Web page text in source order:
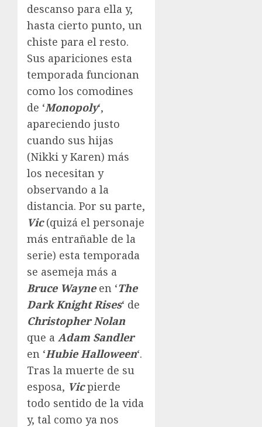
descanso para ella y,
hasta cierto punto, un
chiste para el resto.
Sus apariciones esta
temporada funcionan
como los comodines
de ‘Monopoly‘,
apareciendo justo
cuando sus hijas
(Nikki y Karen) más
los necesitan y
observando a la
distancia. Por su parte,
Vic(quizá el personaje
más entrañable de la
serie) esta temporada
se asemeja más a
Bruce Wayneen ‘The
Dark Knight Rises‘ de
Christopher Nolan
que a Adam Sandler
en ‘Hubie Halloween‘.
Tras la muerte de su
esposa, Vicpierde
todo sentido de la vida
y, tal como ya nos